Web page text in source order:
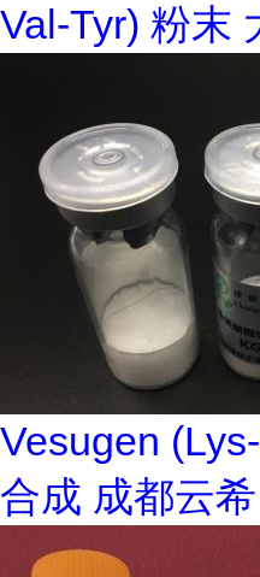
Val-Tyr) 粉末
Vesugen
合成 成都云希